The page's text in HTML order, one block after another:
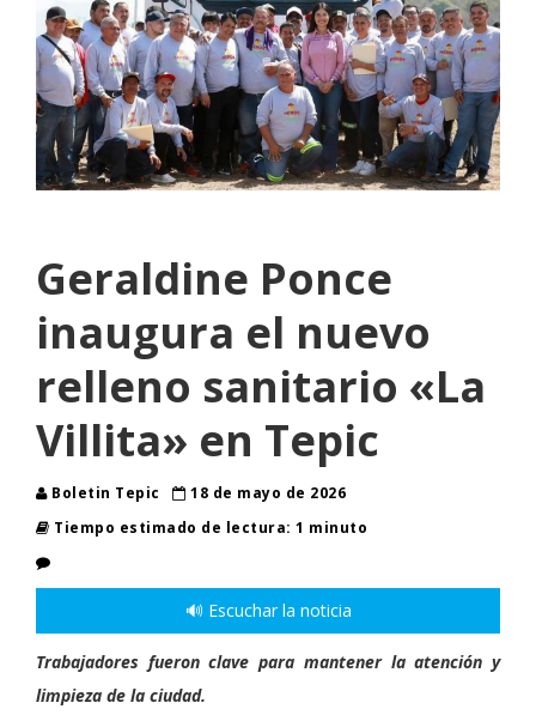
Geraldine Ponce
inaugura el nuevo
relleno sanitario «La
Villita» en Tepic
Boletin Tepic
18 de mayo de 2026
Tiempo estimado de lectura: 1 minuto
🔊 Escuchar la noticia
Trabajadores fueron clave para mantener la atención y
limpieza de la ciudad.